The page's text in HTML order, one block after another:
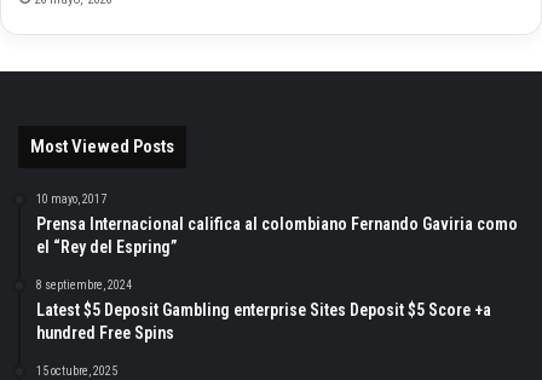
Most Viewed Posts
10 mayo, 2017
Prensa Internacional califica al colombiano Fernando Gaviria como
el “Rey del Espring”
8 septiembre, 2024
Latest $5 Deposit Gambling enterprise Sites Deposit $5 Score +a
hundred Free Spins
15 octubre, 2025